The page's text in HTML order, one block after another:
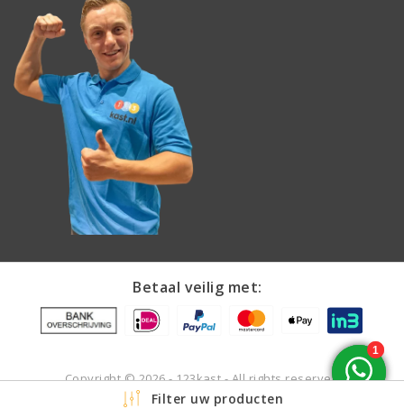
Betaal veilig met:
Copyright © 2026 - 123kast - All rights reserved
Filter uw producten